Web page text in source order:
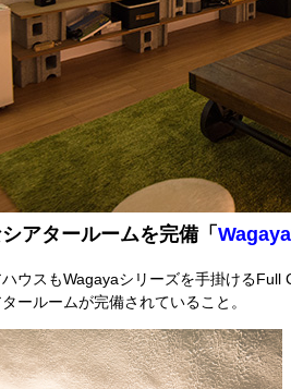
アタールームを完備「
ウスもWagayaシリーズを手掛ける
ールームが完備されていること。